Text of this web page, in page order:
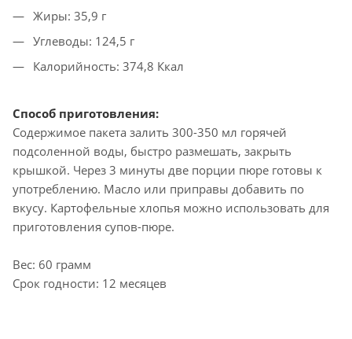
Жиры: 35,9 г
Углеводы: 124,5 г
Калорийность: 374,8 Ккал
Способ приготовления:
Содержимое пакета залить 300-350 мл горячей
подсоленной воды, быстро размешать, закрыть
крышкой. Через 3 минуты две порции пюре готовы к
употреблению. Масло или приправы добавить по
вкусу. Картофельные хлопья можно использовать для
приготовления супов-пюре.
Вес: 60 грамм
Срок годности: 12 месяцев